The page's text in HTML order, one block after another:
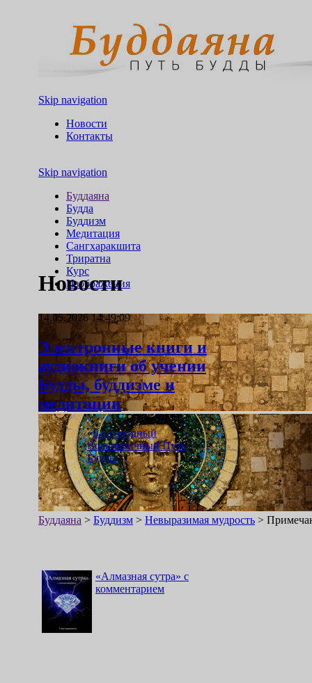
Skip navigation
Новости
Контакты
Skip navigation
Буддаяна
Будда
Буддизм
Медитация
Сангхаракшита
Триратна
Курс
Изображения
Буддаяна > Буддизм > Невыразимая мудрость >
Новости
14.05.2026 14:49:09
Электронные книги и
аудиокниги об учении
Будды, буддизме и
медитации
«Благородный
Восьмеричный Путь
Будды»
«Алмазная сутра» с
комментарием